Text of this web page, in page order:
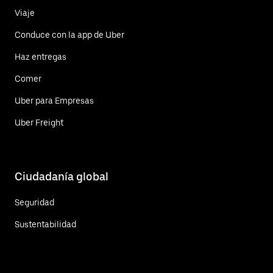
Viaje
Conduce con la app de Uber
Haz entregas
Comer
Uber para Empresas
Uber Freight
Ciudadanía global
Seguridad
Sustentabilidad